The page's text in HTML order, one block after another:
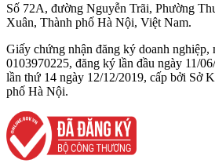
Số 72A, đường Nguyễn Trãi, Phường
Xuân, Thành phố Hà Nội, Việt Nam.
Giấy chứng nhận đăng ký doanh nghiệp,
0103970225, đăng ký lần đầu ngày 11/
lần thứ 14 ngày 12/12/2019, cấp bởi Sở
phố Hà Nội.